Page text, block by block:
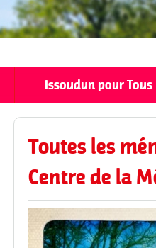
Issoudun pour Tous
Toutes les
Centre de la